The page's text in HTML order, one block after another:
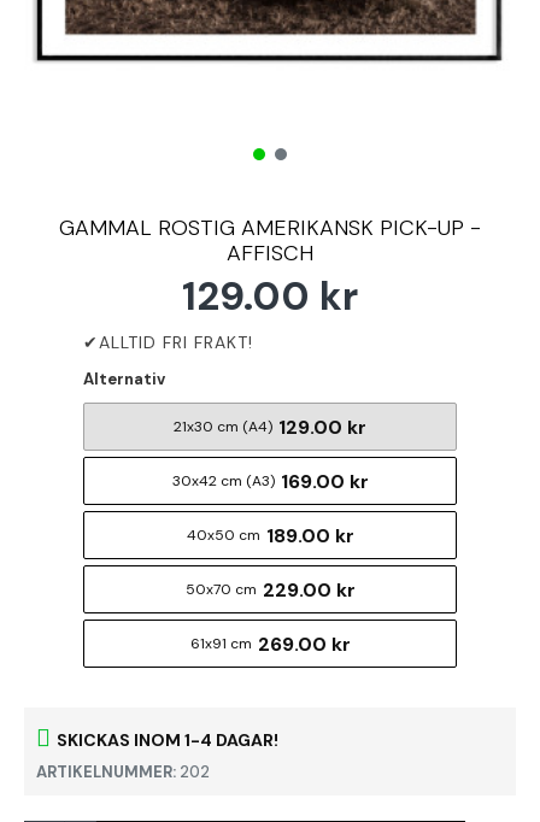
GAMMAL ROSTIG AMERIKANSK PICK-UP -
AFFISCH
SKICKAS INOM 1-4 DAGAR!
ARTIKELNUMMER: 202
129.00 kr
Alternativ
21x30 cm (A4) 129.00 kr
30x42 cm (A3) 169.00 kr
40x50 cm 189.00 kr
50x70 cm 229.00 kr
61x91 cm 269.00 kr